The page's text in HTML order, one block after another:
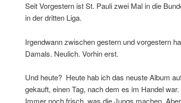
Seit Vorgestern ist St. Pauli zwei Mal in die
in der dritten Liga.
Irgendwann zwischen gestern und vorgestern
Damals. Neulich. Vorhin erst.
Und heute? Heute hab ich das neuste Album
gekauft, einen Tag, nach dem es im Handel war.
Immer noch frisch, was die Jungs machen.